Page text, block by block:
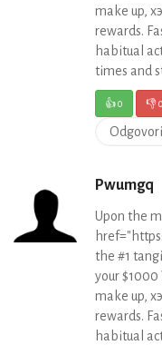
make up,
rewards.
habitual
times and
👍0 👎0
Pwumgq
Upon the
the #1
your
make up,
rewards.
habitual